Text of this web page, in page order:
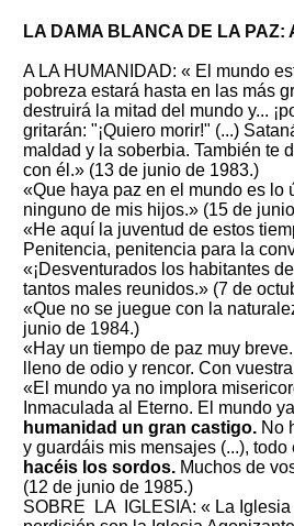
LA DAMA BLANCA DE LA
A LA HUMANIDAD: « El mundo
pobreza estará hasta en las más
destruirá la mitad del mundo y...
gritarán: "¡Quiero morir!" (...)
maldad y la soberbia. También te
con él.» (13 de junio de 1983.)
«Que haya paz en el mundo es
ninguno de mis hijos.» (15 de
«He aquí la juventud de estos
Penitencia, penitencia para la
«¡Desventurados los habitantes
tantos males reunidos.» (7 de
«Que no se juegue con la
junio de 1984.)
«Hay un tiempo de paz muy
lleno de odio y rencor. Con
«El mundo ya no implora
Inmaculada al Eterno. El mundo
humanidad un gran castigo. No
y guardáis mis mensajes (...),
hacéis los sordos. Muchos de
(12 de junio de 1985.)
SOBRE LA IGLESIA: « La